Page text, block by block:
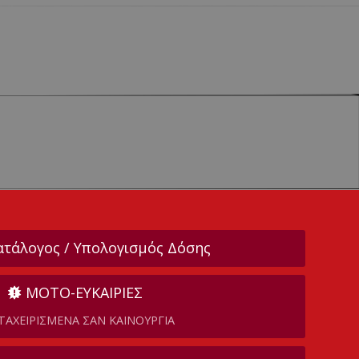
/ Υπολογισμός Δόσης
ΜΟΤΟ-ΕΥΚΑΙΡΙΕΣ
ΣΑΝ ΚΑΙΝΟΥΡΓΙΑ